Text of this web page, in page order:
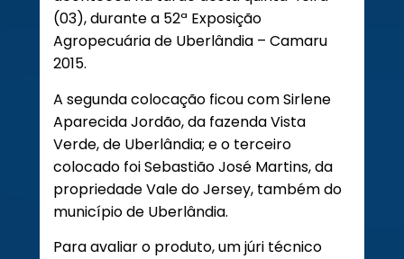
(03), durante a 52ª Exposição
Agropecuária de Uberlândia – Camaru
2015.
A segunda colocação ficou com Sirlene
Aparecida Jordão, da fazenda Vista
Verde, de Uberlândia; e o terceiro
colocado foi Sebastião José Martins, da
propriedade Vale do Jersey, também do
município de Uberlândia.
Para avaliar o produto, um júri técnico